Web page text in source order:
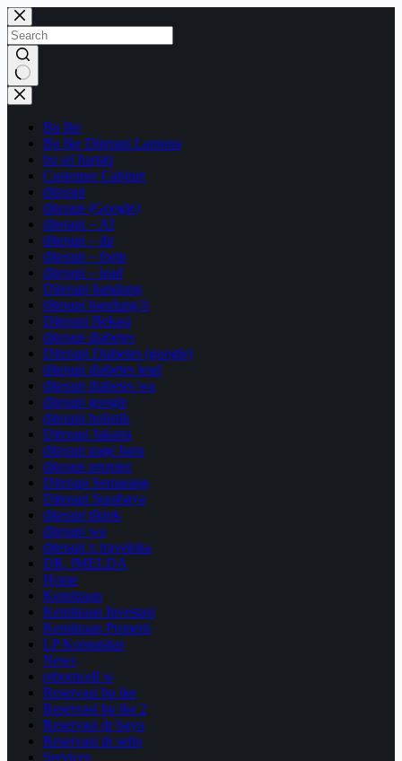
Skip
to
content
No
results
Bu Ike
Bu Ike Diterapi Lamona
bu sri hartati
Customer Cabinet
diterapi
diterapi (Google)
diterapi – AI
diterapi – dp
diterapi – form
diterapi – lead
Diterapi bandung
diterapi bandung h
Diterapi Bekasi
diterapi diabetes
Diterapi Diabetes (google)
diterapi diabetes lead
diterapi diabetes wa
diterapi google
diterapi holistik
Diterapi Jakarta
diterapi page baru
diterapi premier
Diterapi Semarang
Diterapi Surabaya
diterapi tiktok
diterapi wa
diterapi x traveloka
DR. IMELDA
Home
Kemitraan
Kemitraan Investasi
Kemitraan Properti
LP Komunitas
News
reborncell w
Reservasi bu ike
Reservasi bu ike 2
Reservasi dr bayu
Reservasi dr setio
Services